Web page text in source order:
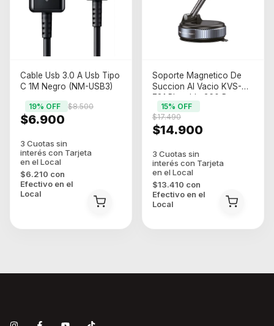
Cable Usb 3.0 A Usb Tipo
C 1M Negro (NM-USB3)
$6.900
$8.500
19% OFF
$6.210 con
Efectivo en el
Local
Soporte Magnetico De
Succion Al Vacio KVS-
781 Plegable 360 Para
Autos (KVS-781)
$14.900
$17.490
15% OFF
$13.410 con
Efectivo en el
Local